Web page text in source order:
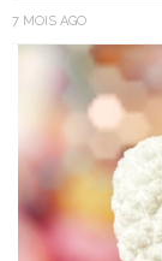
7 MOIS AGO